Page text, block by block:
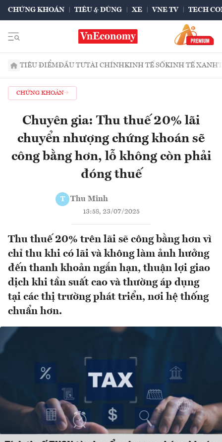
CHỨNG KHOÁN TIÊU & DÙNG XE VNE TV TECH
TIÊU ĐIỂMĐẦU TƯTÀI CHÍNHKINH TẾ SỐKINH TẾ XANH
CHỨNG KHOÁN
Chuyên gia: Thu thuế 20% lãi
chuyển nhượng chứng khoán sẽ
công bằng hơn, lỗ không còn phải
đóng thuế
T Thu Minh
13:58, 23/07/2025
Thu thuế 20% trên lãi sẽ công bằng hơn vì
chỉ thu khi có lãi và không làm ảnh hưởng
đến thanh khoản ngắn hạn, thuận lợi giao
dịch khi tần suất cao và thường áp dụng
tại các thị trường phát triển, nơi hệ thống
chuẩn hơn.